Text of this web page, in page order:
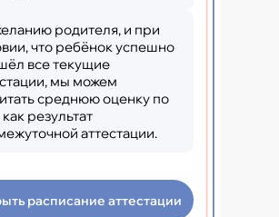
родителя, и при
что ребёнок успешно
все текущие
мы можем
среднюю оценку по
результат
аттестации.
расписание аттестации